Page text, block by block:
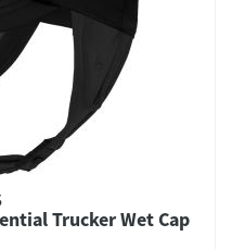
Trucker Wet Cap